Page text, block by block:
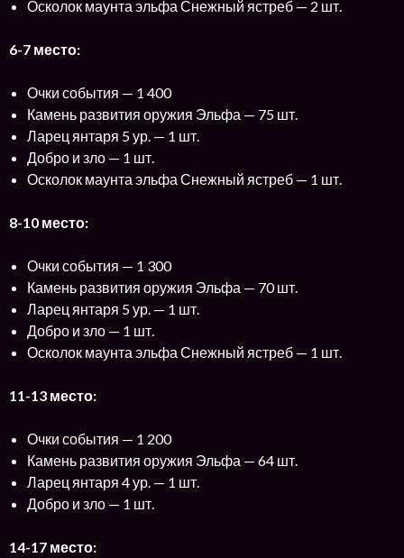
Осколок маунта эльфа Снежный ястреб — 2 шт.
6-7 место:
Очки события — 1 400
Камень развития оружия Эльфа — 75 шт.
Ларец янтаря 5 ур. — 1 шт.
Добро и зло — 1 шт.
Осколок маунта эльфа Снежный ястреб — 1 шт.
8-10 место:
Очки события — 1 300
Камень развития оружия Эльфа — 70 шт.
Ларец янтаря 5 ур. — 1 шт.
Добро и зло — 1 шт.
Осколок маунта эльфа Снежный ястреб — 1 шт.
11-13 место:
Очки события — 1 200
Камень развития оружия Эльфа — 64 шт.
Ларец янтаря 4 ур. — 1 шт.
Добро и зло — 1 шт.
14-17 место: